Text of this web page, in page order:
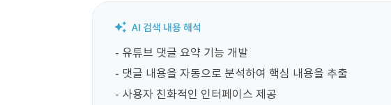
- 유튜브 댓글 요약 기능 개발
- 댓글 내용을 자동으로 분석하여 핵심 내용을 추출
- 사용자 친화적인 인터페이스 제공